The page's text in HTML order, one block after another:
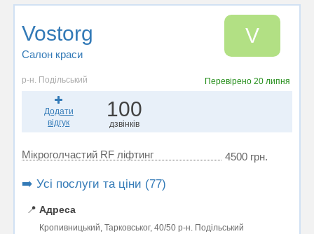
Vostorg
Салон краси
V
р-н. Подільський Перевірено 20 липня
Додати
відгук
100
дзвінків
Мікроголчастий RF ліфтинг 4500 грн.
➡️ Усі послуги та ціни (77)
📍 Адреса
Кропивницький, Тарковськог, 40/50 р-н. Подільський